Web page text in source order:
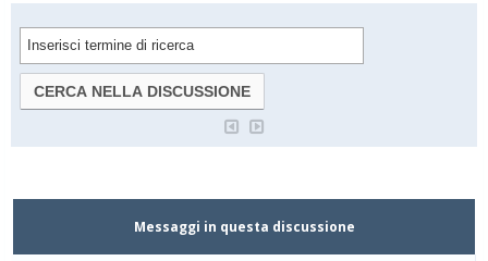
Messaggi in questa discussione